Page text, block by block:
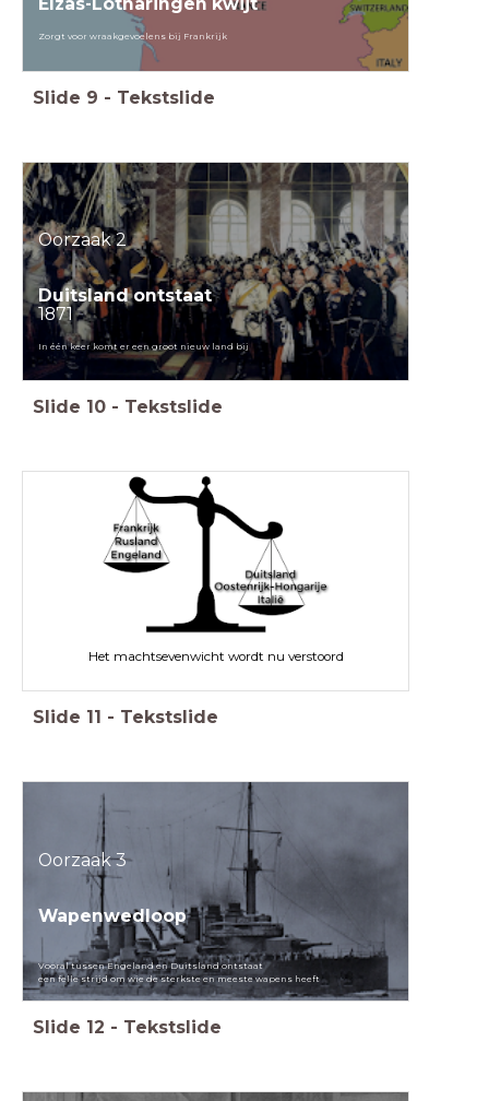
Elzas-Lotharingen kwijt
Zorgt voor wraakgevoelens bij Frankrijk
Slide 9 - Tekstslide
Oorzaak 2
Duitsland ontstaat
1871
In één keer komt er een groot nieuw land bij
Slide 10 - Tekstslide
Het machtsevenwicht wordt nu verstoord
Slide 11 - Tekstslide
Oorzaak 3
Wapenwedloop
Vooral tussen Engeland en Duitsland ontstaat
een felle strijd om wie de sterkste en meeste wapens heeft
Slide 12 - Tekstslide